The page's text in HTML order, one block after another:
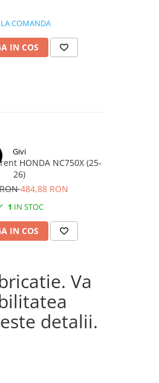
LA COMANDA
IN COS
Givi
HONDA NC750X (25-
26)
484,88 RON
1 IN STOC
IN COS
Va
detalii.